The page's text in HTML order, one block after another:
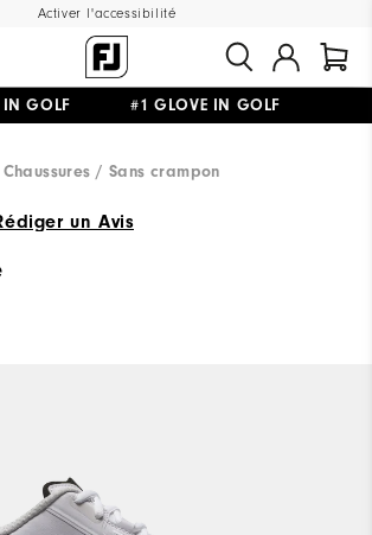
Activer l'accessibilité
IN GOLF #1 GLOVE IN GOLF
Chaussures Sans crampon
un Avis